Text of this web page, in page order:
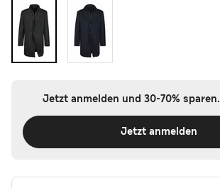
Jetzt anmelden und 30-70% sparen.
Jetzt anmelden